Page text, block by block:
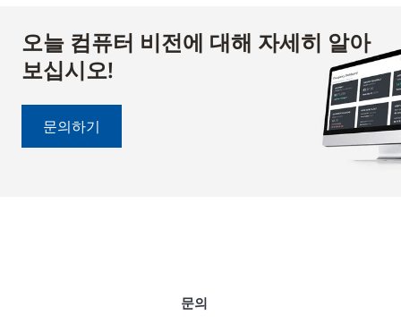
오늘 컴퓨터 비전에 대해 자세히 알아
보십시오!
문의하기
문의